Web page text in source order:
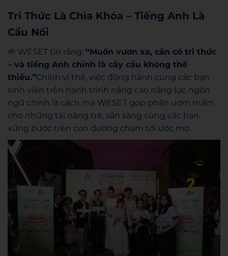
Tri Thức Là Chìa Khóa – Tiếng Anh Là
Cầu Nối
🌱 WESET tin rằng: “Muốn vươn xa, cần có tri thức
– và tiếng Anh chính là cây cầu không thể
thiếu.”Chính vì thế, việc đồng hành cùng các bạn
sinh viên trên hành trình nâng cao năng lực ngôn
ngữ chính là cách mà WESET góp phần ươm mầm
cho những tài năng trẻ, sẵn sàng cùng các bạn
vững bước trên con đường chạm tới ước mơ.